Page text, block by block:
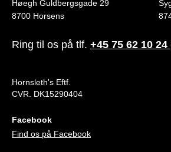
Høegh Guldbergsgade 29
8700 Horsens
Ring til os på tlf. +45 75 62 10 24
Hornsleth's Eftf.
CVR. DK15290404
Facebook
Find os på Facebook